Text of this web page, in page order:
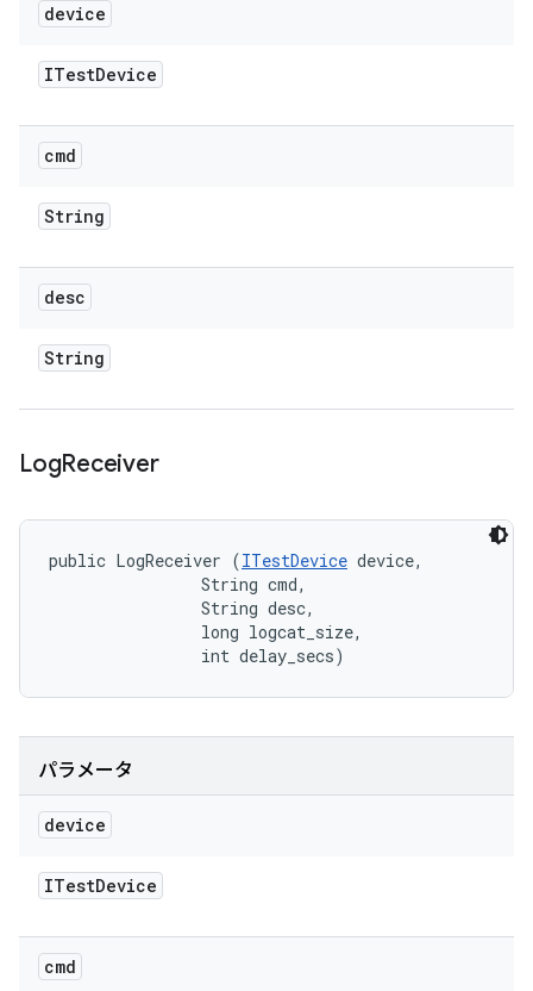
device
ITestDevice
cmd
String
desc
String
LogReceiver
public LogReceiver (ITestDevice device,
                String cmd,
                String desc,
                long logcat_size,
                int delay_secs)
パラメータ
device
ITestDevice
cmd